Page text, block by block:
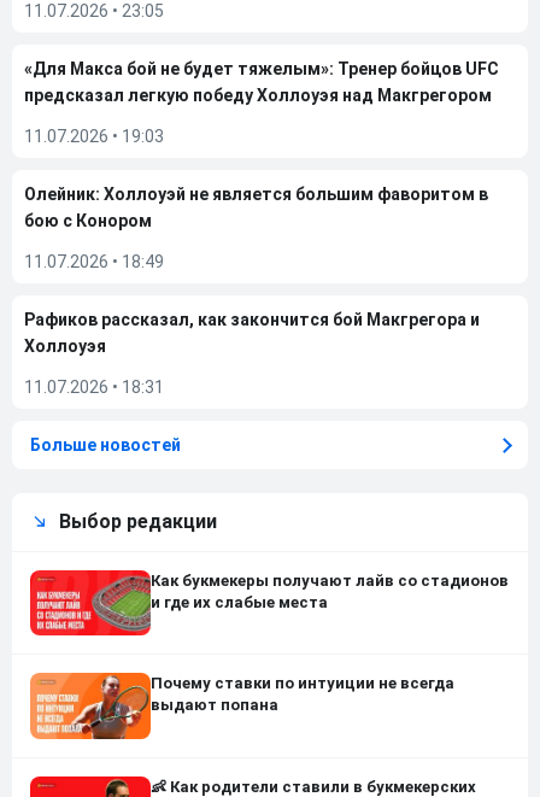
11.07.2026 • 23:05
«Для Макса бой не будет тяжелым»: Тренер бойцов UFC
предсказал легкую победу Холлоуэя над Макгрегором
11.07.2026 • 19:03
Олейник: Холлоуэй не является большим фаворитом в
бою с Конором
11.07.2026 • 18:49
Рафиков рассказал, как закончится бой Макгрегора и
Холлоуэя
11.07.2026 • 18:31
Больше новостей
Выбор редакции
Как букмекеры получают лайв со стадионов
и где их слабые места
Почему ставки по интуиции не всегда
выдают попана
👶 Как родители ставили в букмекерских